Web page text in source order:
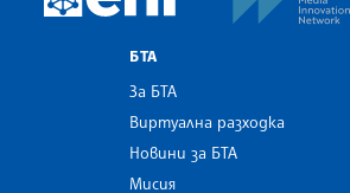
БТА
За БТА
Виртуална разходка
Новини за БТА
Мисия